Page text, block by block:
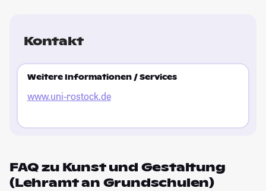
Kontakt
Weitere Informationen / Services
www.uni-rostock.de
FAQ zu Kunst und Gestaltung
(Lehramt an Grundschulen)